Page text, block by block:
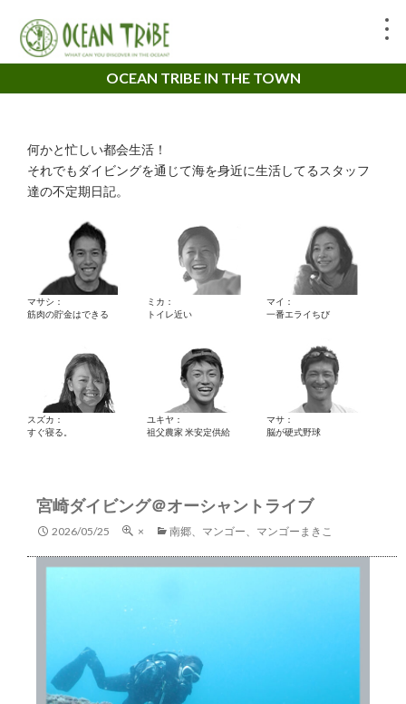
OCEAN TRIBE IN THE TOWN
何かと忙しい都会生活！
それでもダイビングを通じて海を身近に生活してるスタッフ
達の不定期日記。
マサシ：
筋肉の貯金はできる
ミカ：
トイレ近い
マイ：
一番エライちび
スズカ：
すぐ寝る。
ユキヤ：
祖父農家 米安定供給
マサ：
脳が硬式野球
宮崎ダイビング＠オーシャントライブ
2026/05/25 × 南郷、マンゴー、マンゴーまきこ